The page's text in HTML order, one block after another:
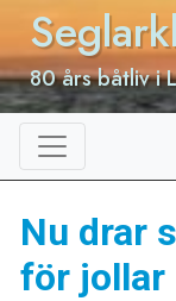
80 års båtliv i
Nu drar
för jollar